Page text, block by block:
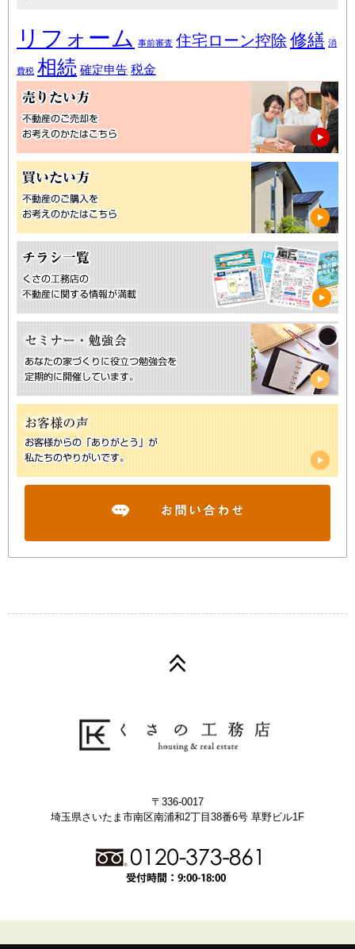
リフォーム 事前審査 住宅ローン控除 修繕 消
費税 相続 確定申告 税金
〒336-0017
埼玉県さいたま市南区南浦和2丁目38番6号 草野ビル1F